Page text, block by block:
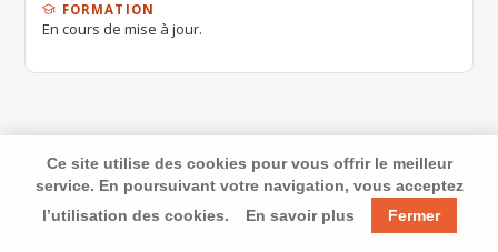
FORMATION
En cours de mise à jour.
Ce site utilise des cookies pour vous offrir le meilleur
service. En poursuivant votre navigation, vous acceptez
l’utilisation des cookies.
En savoir plus Fermer